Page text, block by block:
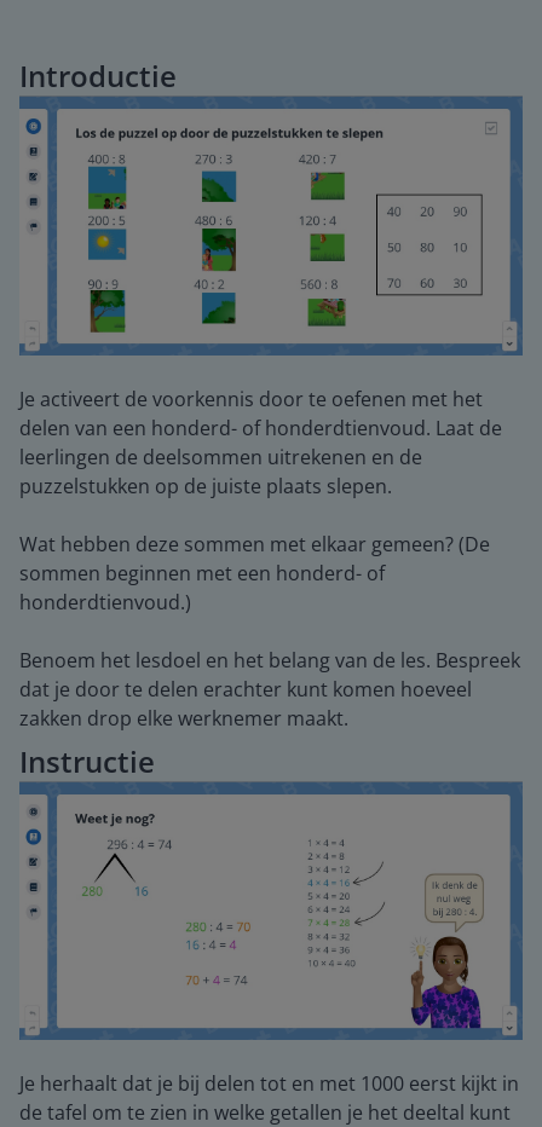
Introductie
Je activeert de voorkennis door te oefenen met het
delen van een honderd- of honderdtienvoud. Laat de
leerlingen de deelsommen uitrekenen en de
puzzelstukken op de juiste plaats slepen.
Wat hebben deze sommen met elkaar gemeen? (De
sommen beginnen met een honderd- of
honderdtienvoud.)
Benoem het lesdoel en het belang van de les. Bespreek
dat je door te delen erachter kunt komen hoeveel
zakken drop elke werknemer maakt.
Instructie
Je herhaalt dat je bij delen tot en met 1000 eerst kijkt in
de tafel om te zien in welke getallen je het deeltal kunt